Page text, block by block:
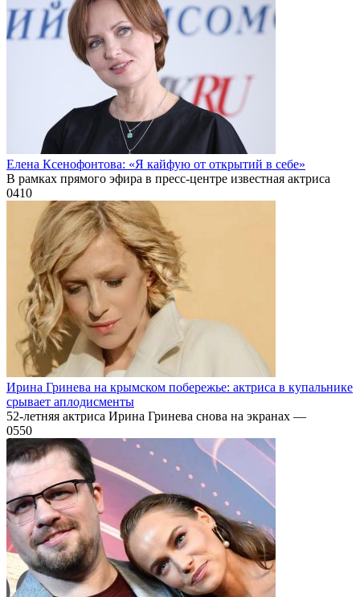
Елена Ксенофонтова: «Я кайфую от открытий в себе»
В рамках прямого эфира в пресс-центре известная актриса
0410
Ирина Гринева на крымском побережье: актриса в купальнике
срывает аплодисменты
52-летняя актриса Ирина Гринева снова на экранах —
0550